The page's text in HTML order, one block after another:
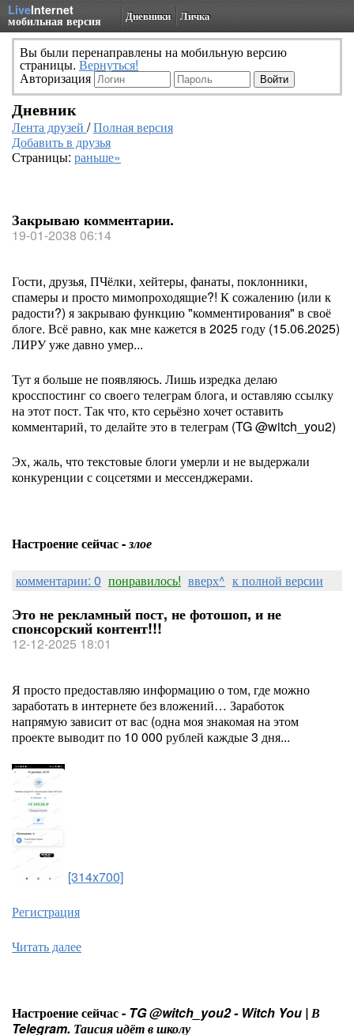
LiveInternet
мобильная версия Дневники Личка
Вы были перенаправлены на мобильную версию
страницы. Вернуться!
Авторизация
Дневник
Лента друзей /Полная версия
Добавить в друзья
Страницы: раньше»
Закрываю комментарии.
19-01-2038 06:14
Гости, друзья, ПЧёлки, хейтеры, фанаты, поклонники,
спамеры и просто мимопроходящие?! К сожалению (или к
радости?) я закрываю функцию "комментирования" в своё
блоге. Всё равно, как мне кажется в 2025 году (15.06.2025)
ЛИРУ уже давно умер...
Тут я больше не появляюсь. Лишь изредка делаю
кросспостинг со своего телеграм блога, и оставляю ссылку
на этот пост. Так что, кто серьёзно хочет оставить
комментарий, то делайте это в телеграм (TG @witch_you2)
Эх, жаль, что текстовые блоги умерли и не выдержали
конкуренции с соцсетями и мессенджерами.
Настроение сейчас -злое
комментарии: 0 понравилось! вверх^ к полной версии
Это не рекламный пост, не фотошоп, и не
спонсорский контент!!!
12-12-2025 18:01
Я просто предоставляю информацию о том, где можно
заработать в интернете без вложений… Заработок
напрямую зависит от вас (одна моя знакомая на этом
проекте выводит по 10 000 рублей каждые 3 дня...
[314x700]
Регистрация
Читать далее
Настроение сейчас - TG @witch_you2 - Witch You | В
Telegram. Таисия идёт в школу